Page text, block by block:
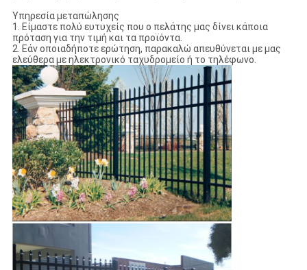
Υπηρεσία μεταπώλησης
1. Είμαστε πολύ ευτυχείς που ο πελάτης μας δίνει κάποια
πρόταση για την τιμή και τα προϊόντα.
2. Εάν οποιαδήποτε ερώτηση, παρακαλώ απευθύνεται με μας
ελεύθερα με ηλεκτρονικό ταχυδρομείο ή το τηλέφωνο.